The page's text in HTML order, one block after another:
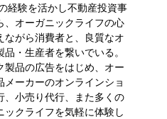
経験を活かし不動産投資事
、オーガニックライフの心
ながら消費者と、良質なオ
品・生産者を繋いでいる。
製品の広告をはじめ、オー
メーカーのオンラインショ
、小売り代行、また多くの
ックライフを気軽に体験し